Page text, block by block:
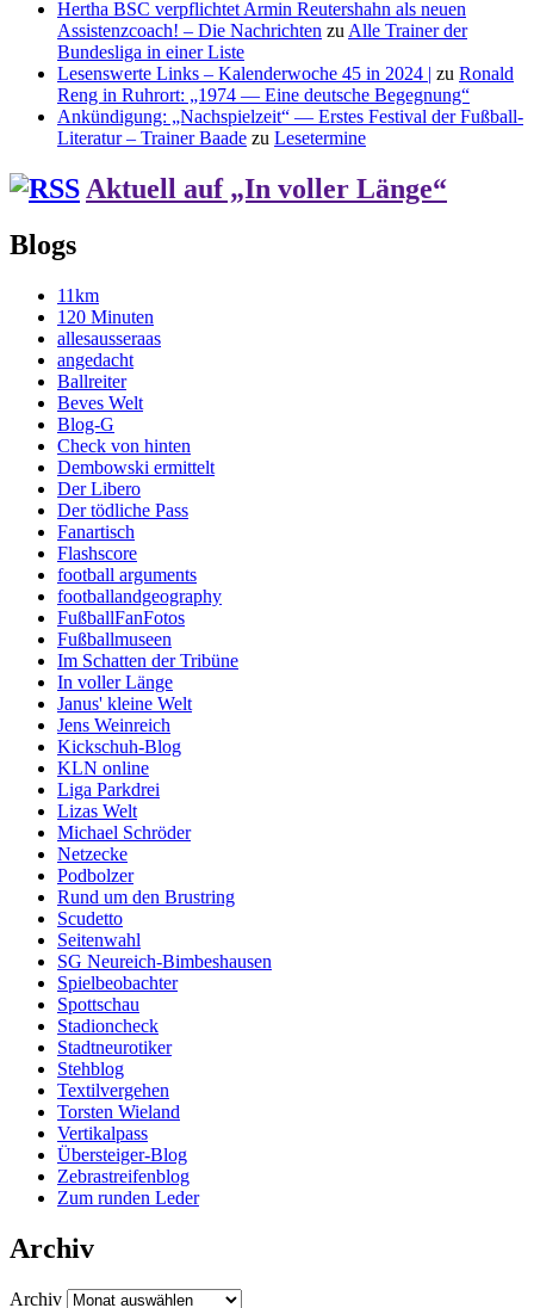
Hertha BSC verpflichtet Armin Reutershahn als neuen
Assistenzcoach! – Die Nachrichten zu Alle Trainer der
Bundesliga in einer Liste
Lesenswerte Links – Kalenderwoche 45 in 2024 | zu Ronald
Reng in Ruhrort: „1974 — Eine deutsche Begegnung“
Ankündigung: „Nachspielzeit“ — Erstes Festival der Fußball-
Literatur – Trainer Baade zu Lesetermine
Aktuell auf „In voller Länge“
Blogs
11km
120 Minuten
allesausseraas
angedacht
Ballreiter
Beves Welt
Blog-G
Check von hinten
Dembowski ermittelt
Der Libero
Der tödliche Pass
Fanartisch
Flashscore
football arguments
footballandgeography
FußballFanFotos
Fußballmuseen
Im Schatten der Tribüne
In voller Länge
Janus' kleine Welt
Jens Weinreich
Kickschuh-Blog
KLN online
Liga Parkdrei
Lizas Welt
Michael Schröder
Netzecke
Podbolzer
Rund um den Brustring
Scudetto
Seitenwahl
SG Neureich-Bimbeshausen
Spielbeobachter
Spottschau
Stadioncheck
Stadtneurotiker
Stehblog
Textilvergehen
Torsten Wieland
Vertikalpass
Übersteiger-Blog
Zebrastreifenblog
Zum runden Leder
Archiv
Archiv